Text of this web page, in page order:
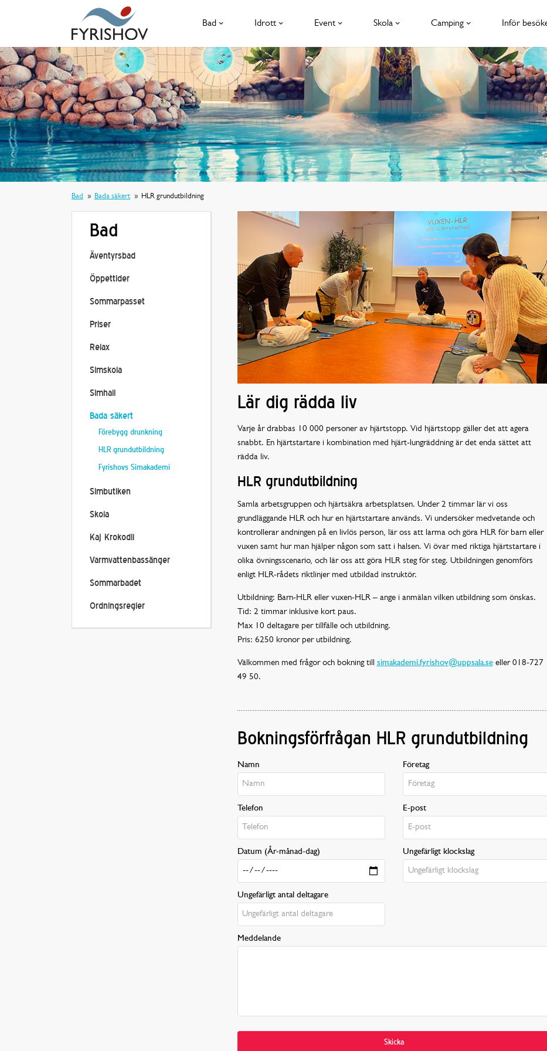
Bad Idrott Event Skola Camping Inför
Bad Bada säkert HLR grundutbildning
Bad
Äventyrsbad
Öppettider
Sommarpasset
Priser
Relax
Simskola
Simhall
Bada säkert
Förebygg drunkning
HLR grundutbildning
Fyrishovs Simakademi
Simbutiken
Skola
Kaj Krokodil
Varmvattenbassänger
Sommarbadet
Ordningsregler
Lär dig rädda liv
Varje år drabbas 10 000 personer av hjärtstopp. Vid hjärtstopp gäller det att agera
snabbt. En hjärtstartare i kombination med hjärt-lungräddning är det enda sättet att
rädda liv.
HLR grundutbildning
Samla arbetsgruppen och hjärtsäkra arbetsplatsen. Under 2 timmar lär vi oss
grundläggande HLR och hur en hjärtstartare används. Vi undersöker medvetande och
kontrollerar andningen på en livlös person, lär oss att larma och göra HLR för barn eller
vuxen samt hur man hjälper någon som satt i halsen. Vi övar med riktiga hjärtstartare i
olika övningsscenario, och lär oss att göra HLR steg för steg. Utbildningen genomförs
enligt HLR-rådets riktlinjer med utbildad instruktör.
Utbildning: Barn-HLR eller vuxen-HLR – ange i anmälan vilken utbildning som önskas.
Tid: 2 timmar inklusive kort paus.
Max 10 deltagare per tillfälle och utbildning.
Pris: 6250 kronor per utbildning.
Välkommen med frågor och bokning till simakademi.fyrishov@uppsala.seeller 018-727
49 50.
Bokningsförfrågan HLR grundutbildning
Namn Företag
Telefon E-post
Datum (År-månad-dag) Ungefärligt klockslag
Ungefärligt antal deltagare
Meddelande
Skicka